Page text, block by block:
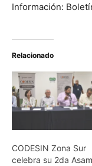
Información:
Relacionado
CODESIN Zona Sur
celebra su 2da